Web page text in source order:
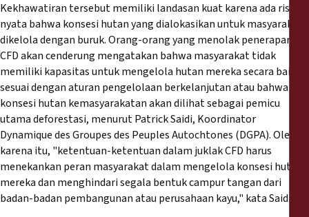
Kekhawatiran tersebut memiliki landasan kuat karena ada risiko
nyata bahwa konsesi hutan yang dialokasikan untuk masyarakat
dikelola dengan buruk. Orang-orang yang menolak penerapan
CFD akan cenderung mengatakan bahwa masyarakat tidak
memiliki kapasitas untuk mengelola hutan mereka secara baik
sesuai dengan aturan pengelolaan berkelanjutan atau bahwa
konsesi hutan kemasyarakatan akan dilihat sebagai pemicu
utama deforestasi, menurut Patrick Saidi, Koordinator
Dynamique des Groupes des Peuples Autochtones (DGPA). Oleh
karena itu, "ketentuan-ketentuan dalam juklak CFD harus
menekankan peran masyarakat dalam mengelola konsesi hutan
mereka dan menghindari segala bentuk campur tangan dari
badan-badan pembangunan atau perusahaan kayu," kata Saidi.